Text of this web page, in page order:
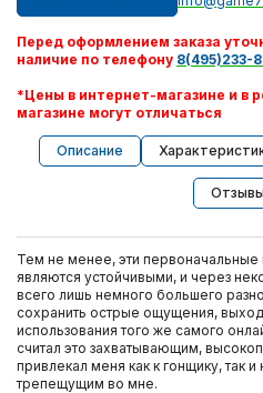
Перед оформлением заказа
наличие по телефону 8(495)233-
*Цены в интернет-магазине и в
магазине могут отличаться
Описание
Тем не менее, эти
являются устойчивыми, и через
всего лишь немного большего
сохранить острые ощущения,
использования того же самого
считал это захватывающим,
привлекал меня как к гонщику, так
трепещущим во мне.